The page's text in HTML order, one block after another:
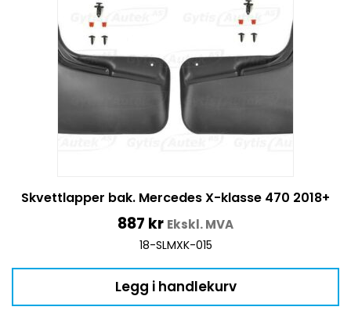
Skvettlapper bak. Mercedes X-klasse 470 2018+
887 kr Ekskl. MVA
18-SLMXK-015
Legg i handlekurv